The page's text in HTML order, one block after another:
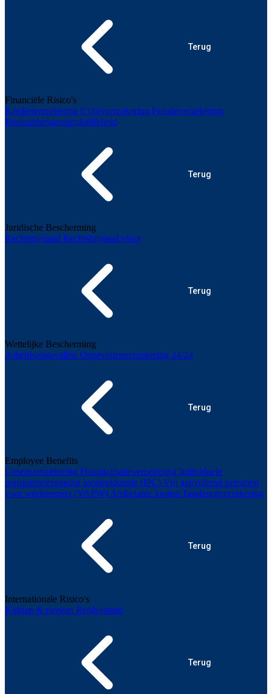
Terug
Financiële Risico's
Kredietverzekering Cyberverzekering Fraudeverzekering
Bestuurdersaansprakelijkheid
Terug
Juridische Bescherming
Rechtsbijstand Rechtsbijstand vloot
Terug
Wettelijke Bescherming
Arbeidsongevallen Ongevallenverzekering 24/24
Terug
Employee Benefits
Groepsverzekering Hospitalisatieverzekering Individuele
pensioentoezegging loontrekkende (IPL) Vrij aanvullend pensioen
voor werknemers (VAPW) Ambulante kosten Tandzorgverzekering
Terug
Internationale Risico's
Kidnap & ransom Reisbijstand
Terug